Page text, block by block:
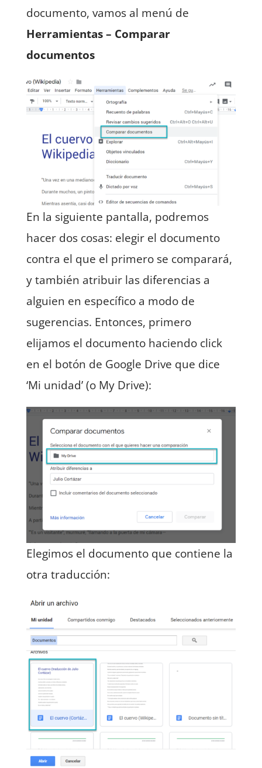
documento, vamos al menú de
Herramientas – Comparar
documentos
En la siguiente pantalla, podremos
hacer dos cosas: elegir el documento
contra el que el primero se comparará,
y también atribuir las diferencias a
alguien en específico a modo de
sugerencias. Entonces, primero
elijamos el documento haciendo click
en el botón de Google Drive que dice
‘Mi unidad’ (o My Drive):
Elegimos el documento que contiene la
otra traducción: